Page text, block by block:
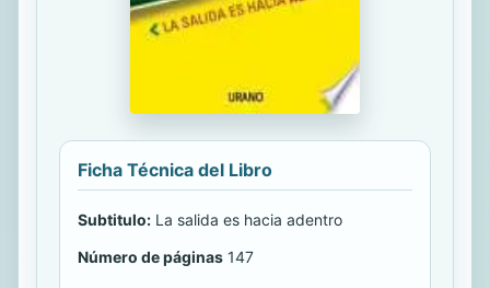
Ficha Técnica del Libro
Subtitulo: La salida es hacia adentro
Número de páginas 147